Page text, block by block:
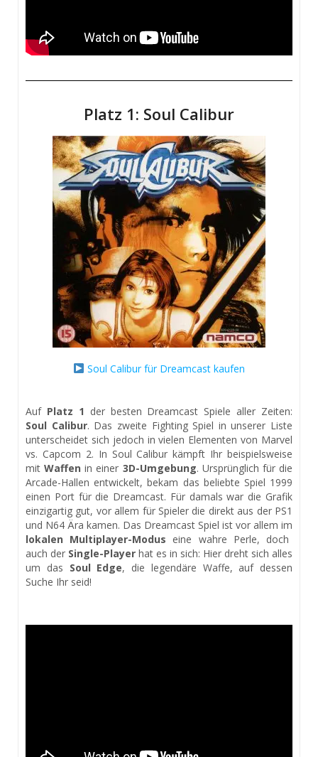
Platz 1: Soul Calibur
Soul Calibur für Dreamcast kaufen
Auf Platz 1 der besten Dreamcast Spiele aller Zeiten:
Soul Calibur. Das zweite Fighting Spiel in unserer Liste
unterscheidet sich jedoch in vielen Elementen von Marvel
vs. Capcom 2. In Soul Calibur kämpft Ihr beispielsweise
mitWaffen in einer 3D-Umgebung. Ursprünglich für die
Arcade-Hallen entwickelt, bekam das beliebte Spiel 1999
einen Port für die Dreamcast. Für damals war die Grafik
einzigartig gut, vor allem für Spieler die direkt aus der PS1
und N64 Ära kamen. Das Dreamcast Spiel ist vor allem im
lokalen Multiplayer-Modus eine wahre Perle, doch
auch der Single-Player hat es in sich: Hier dreht sich alles
um das Soul Edge, die legendäre Waffe, auf dessen
Suche Ihr seid!